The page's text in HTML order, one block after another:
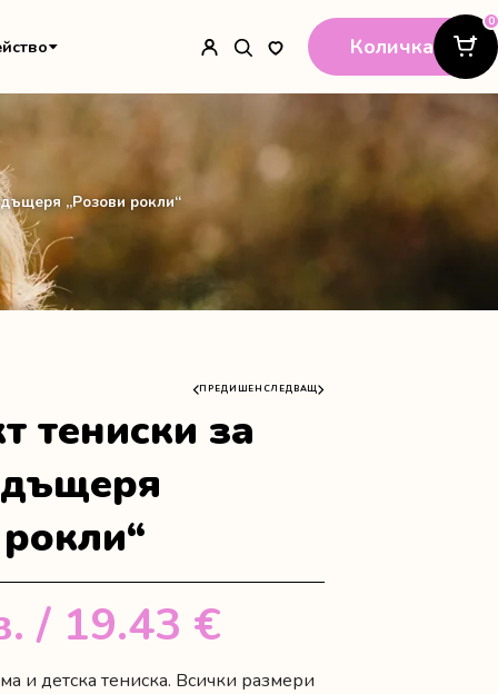
Количка
0
„Розови рокли“
ПРЕДИШЕН СЛЕДВАЩ
тениски за
/ 19.43 €
и детска тениска. Всички размери